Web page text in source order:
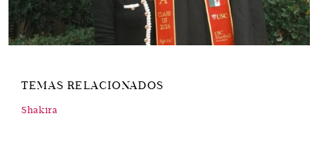
TEMAS RELACIONADOS
Shakira